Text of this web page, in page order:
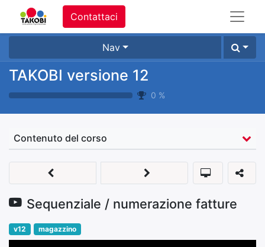
Contattaci
Nav
TAKOBI versione 12
0 %
Contenuto del corso
Sequenziale / numerazione fatture
v12 magazzino